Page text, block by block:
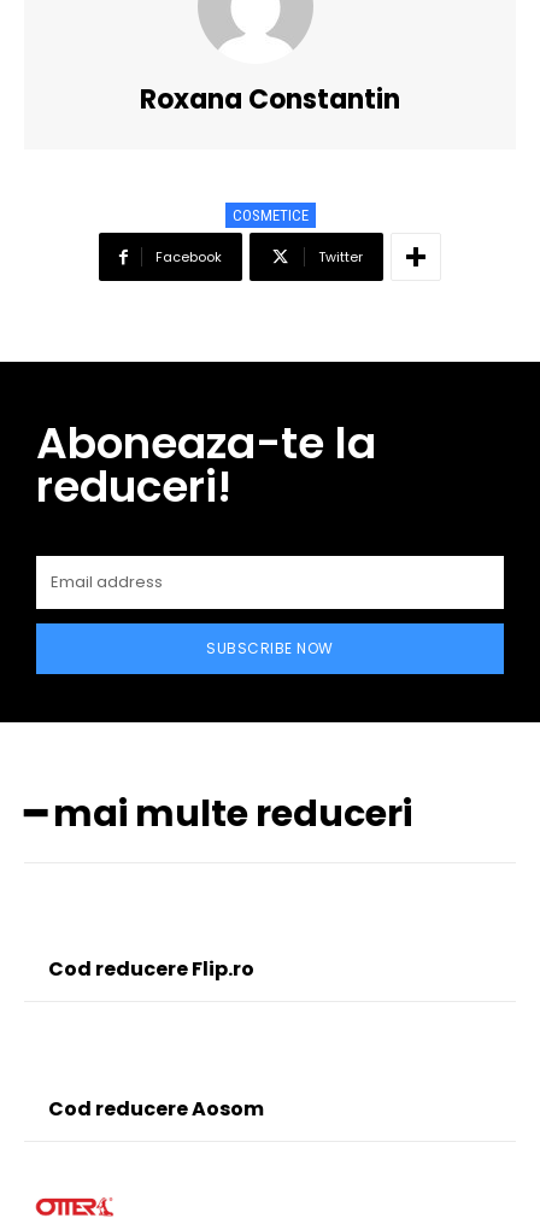
Roxana Constantin
COSMETICE
Facebook Twitter
Aboneaza-te la
reduceri!
SUBSCRIBE NOW
━ mai multe reduceri
Cod reducere Flip.ro
Cod reducere Aosom